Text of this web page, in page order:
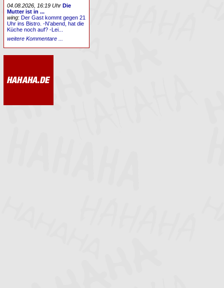
04.08.2026, 16:19 Uhr Die
Mutter ist in ...
wing:Der Gast kommt gegen 21
Uhr ins Bistro. -N’abend, hat die
Küche noch auf? -Lei...
weitere Kommentare ...